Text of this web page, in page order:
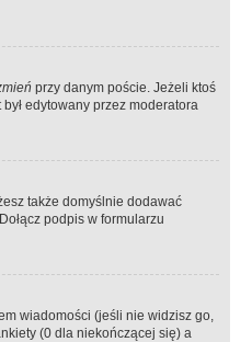
przy danym poście. Jeżeli ktoś
edytowany przez moderatora
także domyślnie dodawać
podpis w formularzu
wiadomości (jeśli nie widzisz go,
(0 dla niekończącej się) a